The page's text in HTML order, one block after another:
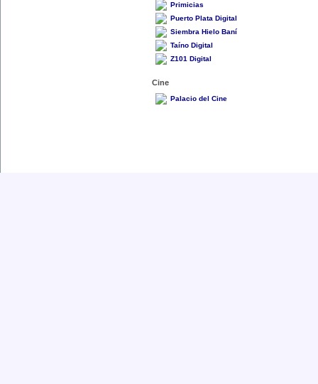
Primicias
Puerto Plata Digital
Siembra Hielo Baní
Taíno Digital
Z101 Digital
Cine
Palacio del Cine